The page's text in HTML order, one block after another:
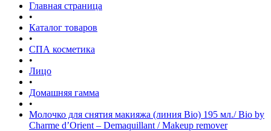
Главная страница
•
Каталог товаров
•
СПА косметика
•
Лицо
•
Домашняя гамма
•
Молочко для снятия макияжа (линия Bio) 195 мл./ Bio by
Charme d’Orient – Demaquillant / Makeup remover